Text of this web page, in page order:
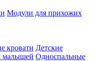
Модули для прихожих
кровати Детские
малышей Односпальные